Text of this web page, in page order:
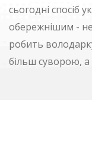
сьогодні спосіб
обережнішим - не
робить
більш суворою,